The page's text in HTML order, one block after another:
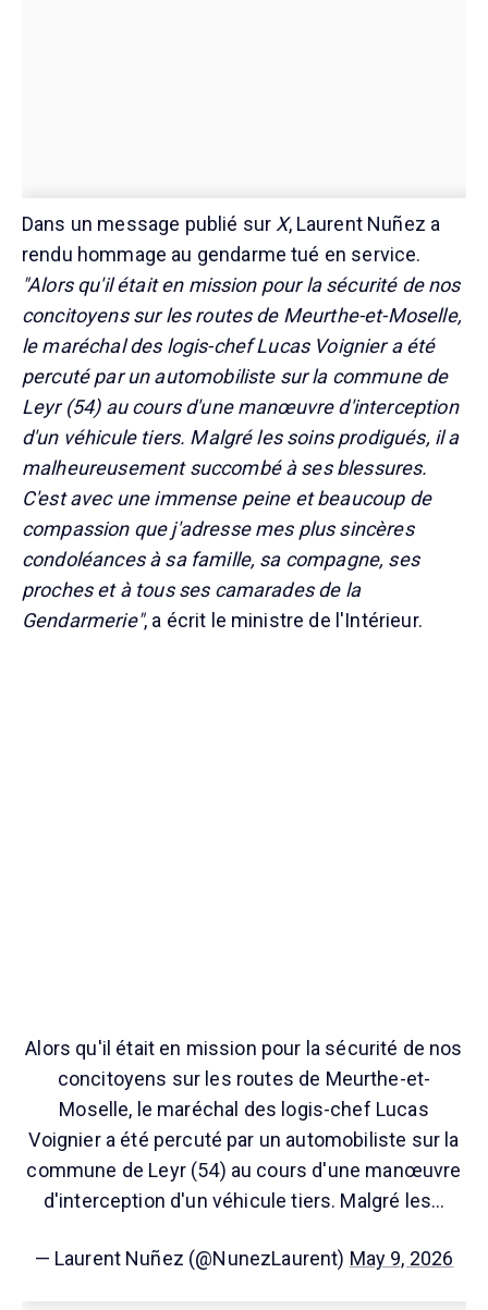
Dans un message publié sur X, Laurent Nuñez a
rendu hommage au gendarme tué en service.
"Alors qu'il était en mission pour la sécurité de nos
concitoyens sur les routes de Meurthe-et-Moselle,
le maréchal des logis-chef Lucas Voignier a été
percuté par un automobiliste sur la commune de
Leyr (54) au cours d'une manœuvre d'interception
d'un véhicule tiers. Malgré les soins prodigués, il a
malheureusement succombé à ses blessures.
C'est avec une immense peine et beaucoup de
compassion que j'adresse mes plus sincères
condoléances à sa famille, sa compagne, ses
proches et à tous ses camarades de la
Gendarmerie", a écrit le ministre de l'Intérieur.
Alors qu'il était en mission pour la sécurité de nos
concitoyens sur les routes de Meurthe-et-
Moselle, le maréchal des logis-chef Lucas
Voignier a été percuté par un automobiliste sur la
commune de Leyr (54) au cours d'une manœuvre
d'interception d'un véhicule tiers. Malgré les…
— Laurent Nuñez (@NunezLaurent) May 9, 2026